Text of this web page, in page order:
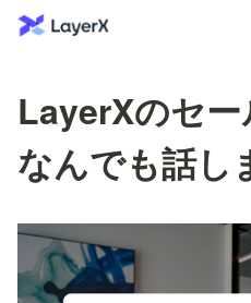
LayerXのセ
なんでも話し